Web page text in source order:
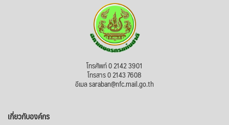
โทรศัพท์ 0 2142 3901
โทรสาร 0 2143 7608
อีเมล saraban@nfc.mail.go.th
เกี่ยวกับองค์กร